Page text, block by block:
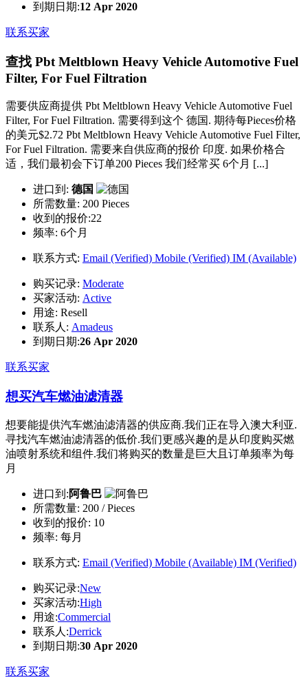
到期日期:12 Apr 2020
联系买家
查找 Pbt Meltblown Heavy Vehicle Automotive Fuel
Filter, For Fuel Filtration
需要供应商提供 Pbt Meltblown Heavy Vehicle Automotive Fuel
Filter, For Fuel Filtration. 需要得到这个 德国. 期待每Pieces价格
的美元$2.72 Pbt Meltblown Heavy Vehicle Automotive Fuel Filter,
For Fuel Filtration. 需要来自供应商的报价 印度. 如果价格合
适，我们最初会下订单200 Pieces 我们经常买 6个月 [...]
进口到: 德国
所需数量: 200 Pieces
收到的报价:22
频率: 6个月
联系方式: Email (Verified) Mobile (Verified) IM (Available)
购买记录: Moderate
买家活动: Active
用途: Resell
联系人: Amadeus
到期日期:26 Apr 2020
联系买家
想买汽车燃油滤清器
想要能提供汽车燃油滤清器的供应商.我们正在导入澳大利亚.
寻找汽车燃油滤清器的低价.我们更感兴趣的是从印度购买燃
油喷射系统和组件.我们将购买的数量是巨大且订单频率为每
月
进口到:阿鲁巴
所需数量: 200 / Pieces
收到的报价: 10
频率: 每月
联系方式: Email (Verified) Mobile (Available) IM (Verified)
购买记录:New
买家活动:High
用途:Commercial
联系人:Derrick
到期日期:30 Apr 2020
联系买家